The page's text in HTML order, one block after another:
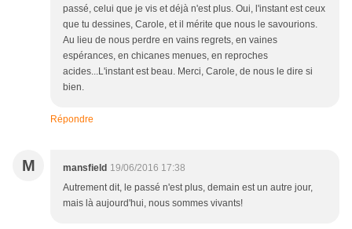
passé, celui que je vis et déjà n'est plus. Oui, l'instant est ceux
que tu dessines, Carole, et il mérite que nous le savourions.
Au lieu de nous perdre en vains regrets, en vaines
espérances, en chicanes menues, en reproches
acides...L'instant est beau. Merci, Carole, de nous le dire si
bien.
Répondre
M mansfield 19/06/2016 17:38
Autrement dit, le passé n'est plus, demain est un autre jour,
mais là aujourd'hui, nous sommes vivants!